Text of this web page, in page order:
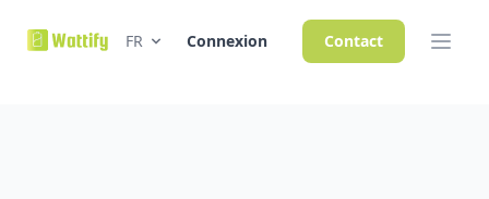
FR Connexion Contact